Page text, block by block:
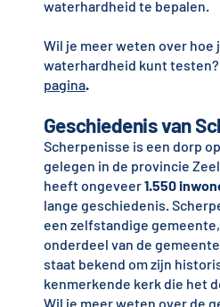
waterhardheid te bepalen.
Wil je meer weten over hoe
waterhardheid kunt testen?
pagina.
Geschiedenis van
Scherpenisse is een dorp
gelegen in de provincie
heeft ongeveer1.550
lange geschiedenis.
een zelfstandige
onderdeel van de
staat bekend om zijn
kenmerkende kerk die het
Wil je meer weten over de